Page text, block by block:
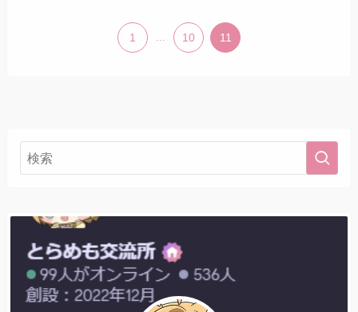
1 10 11